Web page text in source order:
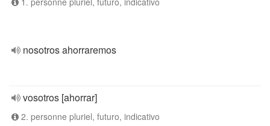
nosotros ahorraremos
vosotros [ahorrar]
2. personne pluriel, futuro, indicativo